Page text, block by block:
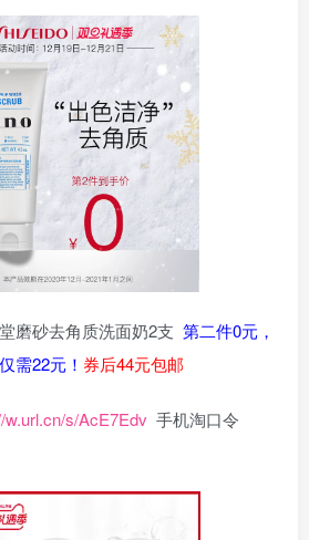
磨砂去角质洗面奶2支 第二件0元，
需22元！ 券后44元包邮
w.url.cn/s/AcE7Edv 手机淘口令